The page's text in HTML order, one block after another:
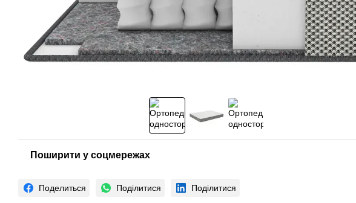
Поширити у соцмережах
Поделиться Поділитися Поділитися